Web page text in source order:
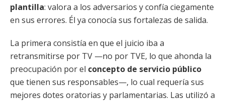
plantilla: valora a los adversarios y confía ciegamente
en sus errores. Él ya conocía sus fortalezas de salida.
La primera consistía en que el juicio iba a
retransmitirse por TV —no por TVE, lo que ahonda la
preocupación por el concepto de servicio público
que tienen sus responsables—, lo cual requería sus
mejores dotes oratorias y parlamentarias. Las utilizó a